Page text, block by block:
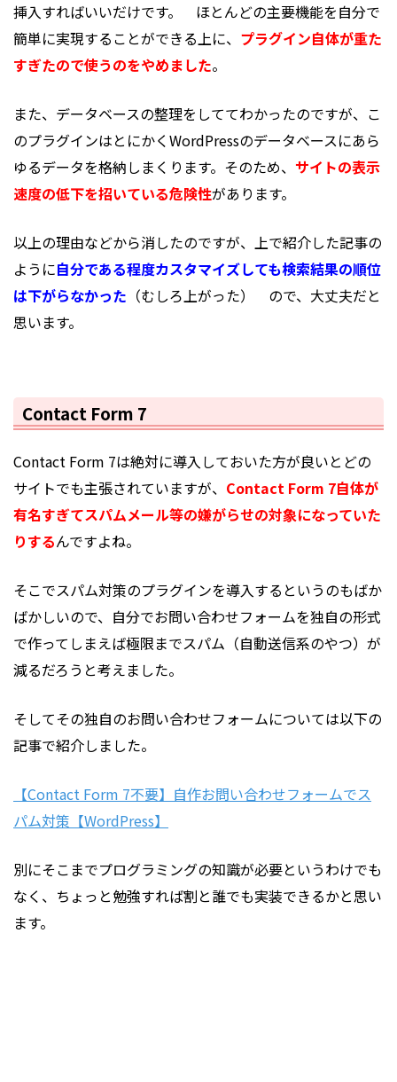
挿入すればいいだけです。 ほとんどの主要機能を自分で
簡単に実現することができる上に、 プラグイン自体が重た
すぎたので使うのをやめました。
また、データベースの整理をしててわかったのですが、こ
のプラグインはとにかくWordPressのデータベースにあら
ゆるデータを格納しまくります。そのため、 サイトの表示
速度の低下を招いている危険性があります。
以上の理由などから消したのですが、上で紹介した記事の
ように自分である程度カスタマイズしても検索結果の順位
は下がらなかった （むしろ上がった） ので、大丈夫だと
思います。
Contact Form 7
Contact Form 7は絶対に導入しておいた方が良いとどの
サイトでも主張されていますが、 Contact Form 7自体が
有名すぎてスパムメール等の嫌がらせの対象になっていた
りするんですよね。
そこでスパム対策のプラグインを導入するというのもばか
ばかしいので、自分でお問い合わせフォームを独自の形式
で作ってしまえば極限までスパム（自動送信系のやつ）が
減るだろうと考えました。
そしてその独自のお問い合わせフォームについては以下の
記事で紹介しました。
【Contact Form 7不要】自作お問い合わせフォームでス
パム対策【WordPress】
別にそこまでプログラミングの知識が必要というわけでも
なく、ちょっと勉強すれば割と誰でも実装できるかと思い
ます。